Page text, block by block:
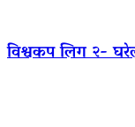
विश्वकप लिग २-